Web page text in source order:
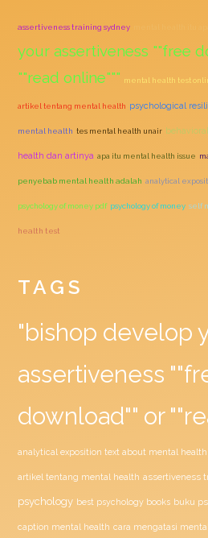
assertiveness training sydney
your assertiveness ""free
""read online""" mental health test
artikel tentang mental health psychological
mental health tes mental health unair
health dan artinya apa itu mental health issue
penyebab mental health adalah analytical
psychology of money pdf psychology of money self
health test
TAGS
"bishop develop
assertiveness
download"" or
analytical exposition text about mental health
artikel tentang mental health assertiveness
psychology best psychology books buku
caption mental health cara mengatasi